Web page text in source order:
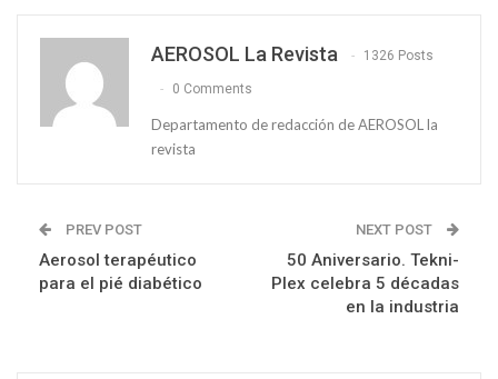
AEROSOL La Revista 1326 Posts
0 Comments
Departamento de redacción de AEROSOL la
revista
PREV POST
Aerosol terapéutico
para el pié diabético
NEXT POST
50 Aniversario. Tekni-
Plex celebra 5 décadas
en la industria